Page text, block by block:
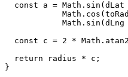
const a =
Math.sin(dLng
const c = 2 *
  return radius * c;
}